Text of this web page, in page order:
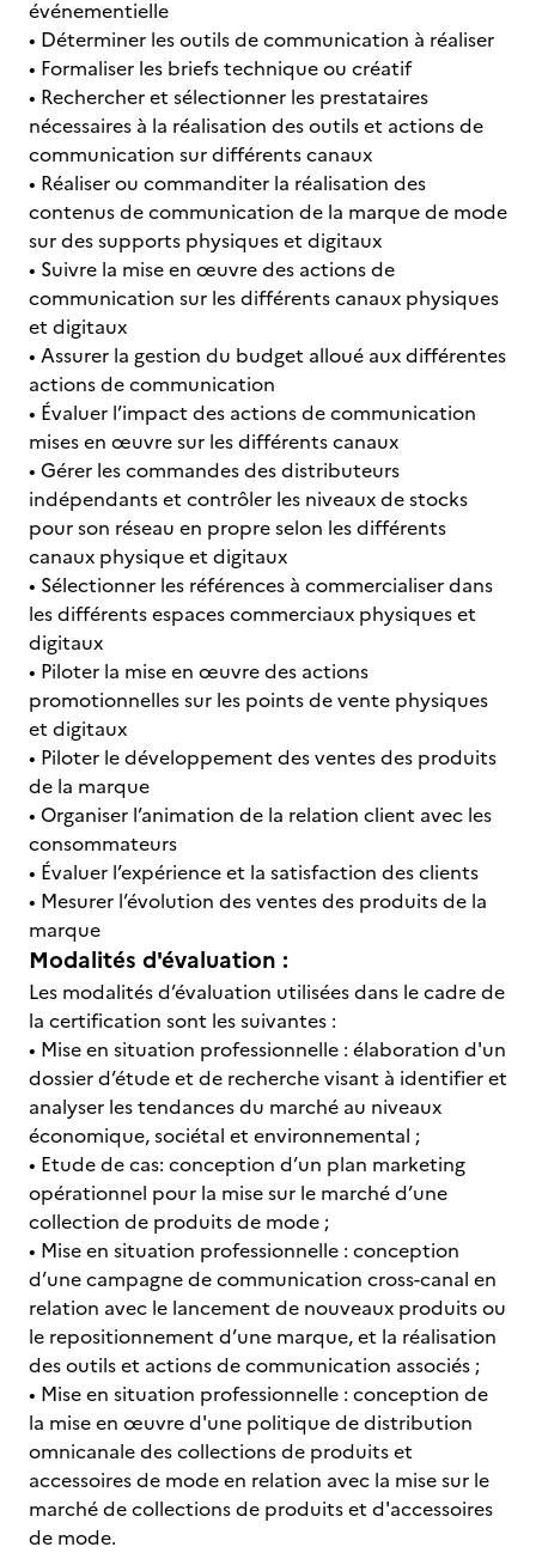
événementielle
• Déterminer les outils de communication à réaliser
• Formaliser les briefs technique ou créatif
• Rechercher et sélectionner les prestataires
nécessaires à la réalisation des outils et actions de
communication sur différents canaux
• Réaliser ou commanditer la réalisation des
contenus de communication de la marque de mode
sur des supports physiques et digitaux
• Suivre la mise en œuvre des actions de
communication sur les différents canaux physiques
et digitaux
• Assurer la gestion du budget alloué aux différentes
actions de communication
• Évaluer l’impact des actions de communication
mises en œuvre sur les différents canaux
• Gérer les commandes des distributeurs
indépendants et contrôler les niveaux de stocks
pour son réseau en propre selon les différents
canaux physique et digitaux
• Sélectionner les références à commercialiser dans
les différents espaces commerciaux physiques et
digitaux
• Piloter la mise en œuvre des actions
promotionnelles sur les points de vente physiques
et digitaux
• Piloter le développement des ventes des produits
de la marque
• Organiser l’animation de la relation client avec les
consommateurs
• Évaluer l’expérience et la satisfaction des clients
• Mesurer l’évolution des ventes des produits de la
marque
Modalités d'évaluation :
Les modalités d’évaluation utilisées dans le cadre de
la certification sont les suivantes :
• Mise en situation professionnelle : élaboration d'un
dossier d’étude et de recherche visant à identifier et
analyser les tendances du marché au niveaux
économique, sociétal et environnemental ;
• Etude de cas: conception d’un plan marketing
opérationnel pour la mise sur le marché d’une
collection de produits de mode ;
• Mise en situation professionnelle : conception
d’une campagne de communication cross-canal en
relation avec le lancement de nouveaux produits ou
le repositionnement d’une marque, et la réalisation
des outils et actions de communication associés ;
• Mise en situation professionnelle : conception de
la mise en œuvre d'une politique de distribution
omnicanale des collections de produits et
accessoires de mode en relation avec la mise sur le
marché de collections de produits et d'accessoires
de mode.